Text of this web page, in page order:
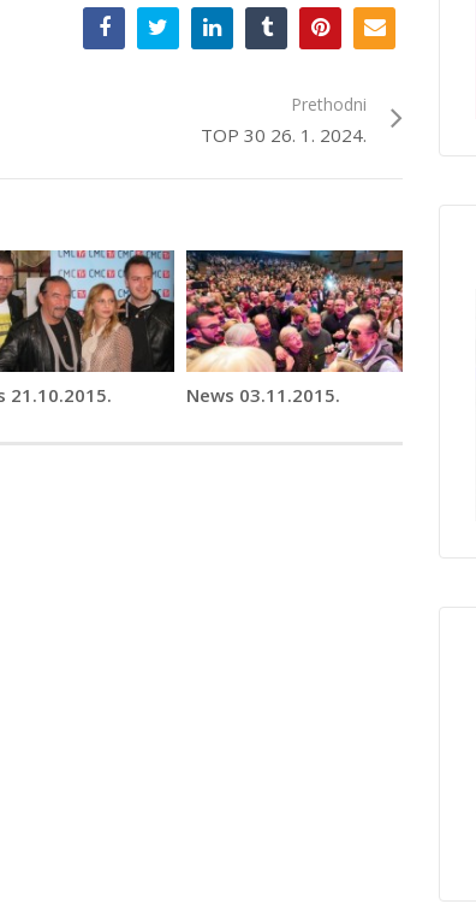
Prethodni
TOP 30 26. 1. 2024.
21.10.2015. News 03.11.2015.